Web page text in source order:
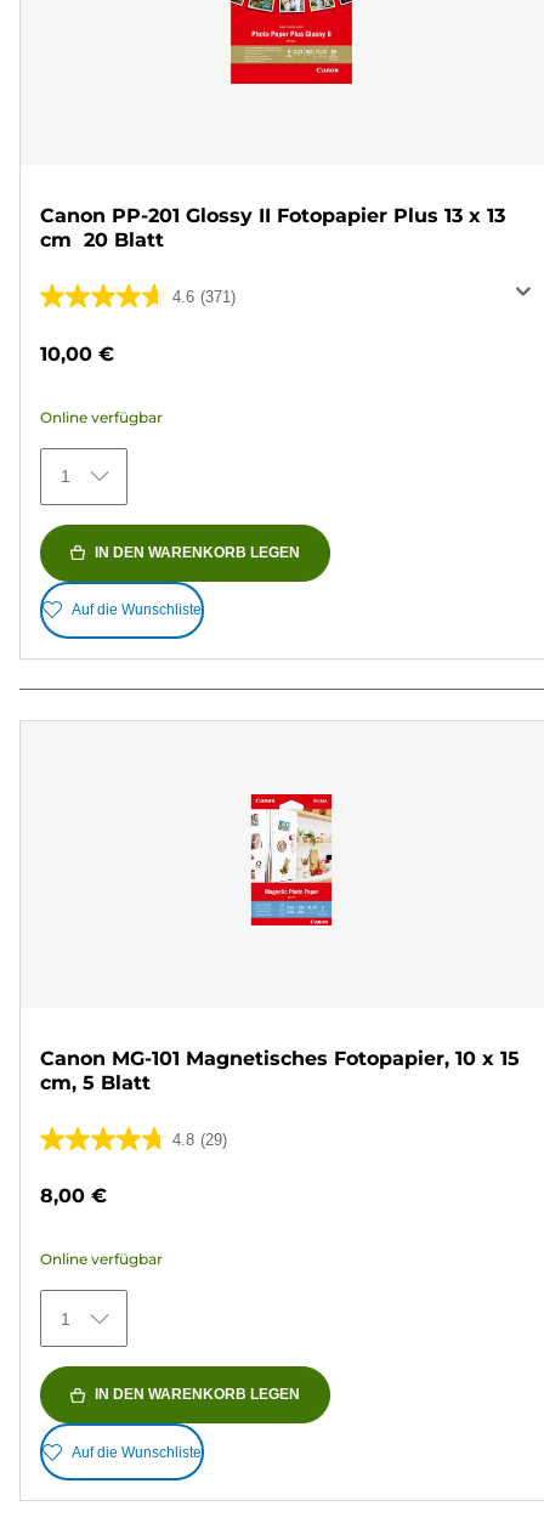
Canon PP-201 Glossy II Fotopapier Plus 13 x 13
cm  20 Blatt
4.6 (371)
4.6
5
371
Bewertungen
10,00 €
Online verfügbar
1
IN DEN WARENKORB LEGEN
Auf die Wunschliste
Canon MG-101 Magnetisches Fotopapier, 10 x 15
cm, 5 Blatt
4.8 (29)
4.8
5
29
Bewertungen
8,00 €
Online verfügbar
1
IN DEN WARENKORB LEGEN
Auf die Wunschliste